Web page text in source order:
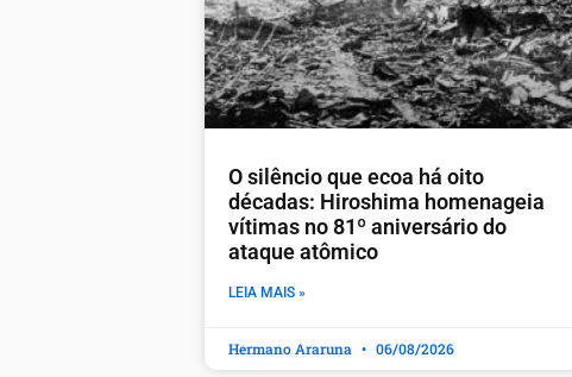
O silêncio que ecoa há oito
décadas: Hiroshima homenageia
vítimas no 81º aniversário do
ataque atômico
LEIA MAIS »
Hermano Araruna 06/08/2026